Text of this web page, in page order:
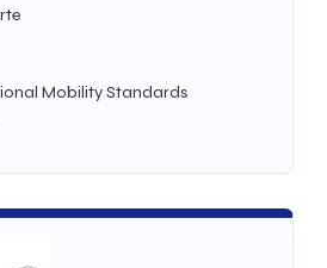
Mobility Standards